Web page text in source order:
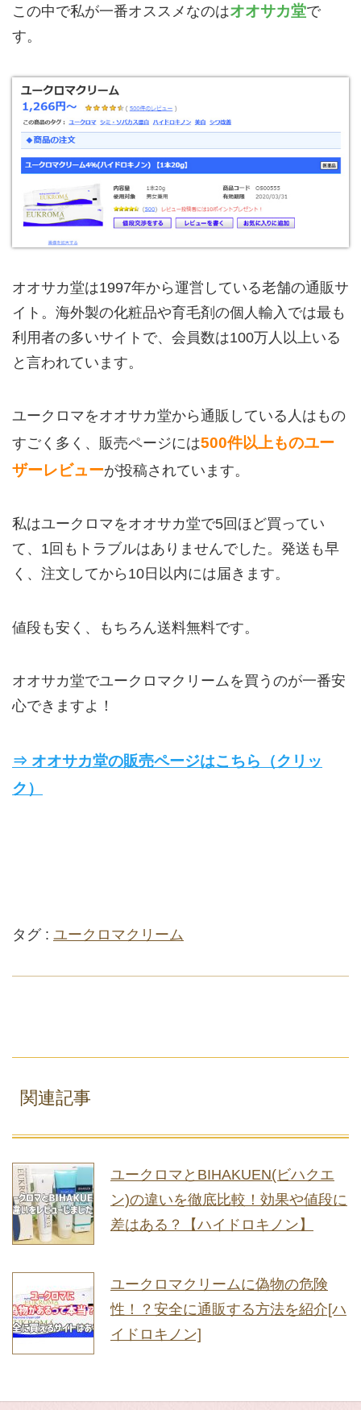
この中で私が一番オススメなのはオオサカ堂で
す。
オオサカ堂は1997年から運営している老舗の通販サ
イト。海外製の化粧品や育毛剤の個人輸入では最も
利用者の多いサイトで、会員数は100万人以上いる
と言われています。
ユークロマをオオサカ堂から通販している人はもの
すごく多く、販売ページには500件以上ものユー
ザーレビューが投稿されています。
私はユークロマをオオサカ堂で5回ほど買ってい
て、1回もトラブルはありませんでした。発送も早
く、注文してから10日以内には届きます。
値段も安く、もちろん送料無料です。
オオサカ堂でユークロマクリームを買うのが一番安
心できますよ！
⇒ オオサカ堂の販売ページはこちら（クリッ
ク）
タグ : ユークロマクリーム
関連記事
ユークロマとBIHAKUEN(ビハクエ
ン)の違いを徹底比較！効果や値段に
差はある？【ハイドロキノン】
ユークロマクリームに偽物の危険
性！？安全に通販する方法を紹介[ハ
イドロキノン]